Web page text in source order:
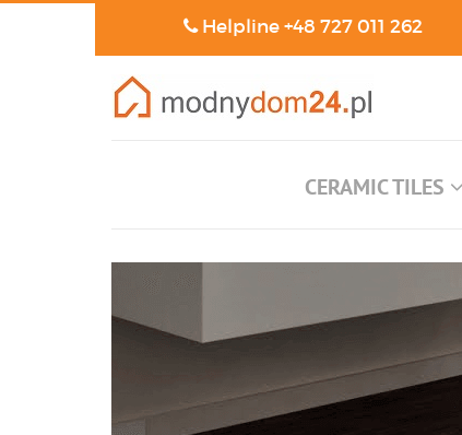
Helpline+48 727 011 262
CERAMIC TILES